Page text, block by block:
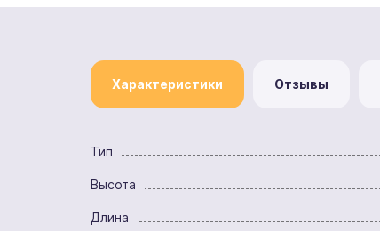
Характеристики Отзывы
Тип
Высота
Длина